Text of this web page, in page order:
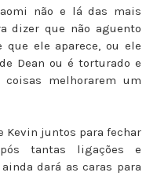
não e lá das mais
dizer que não aguento
que ele aparece, ou ele
Dean ou é torturado e
melhorarem um
Kevin juntos para fechar
tantas ligações e
dará as caras para